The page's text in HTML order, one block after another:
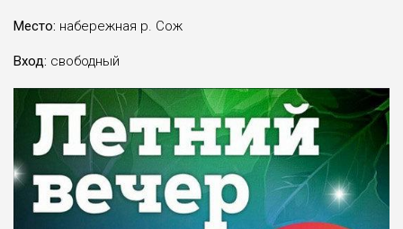
Место: набережная р. Сож
Вход: свободный